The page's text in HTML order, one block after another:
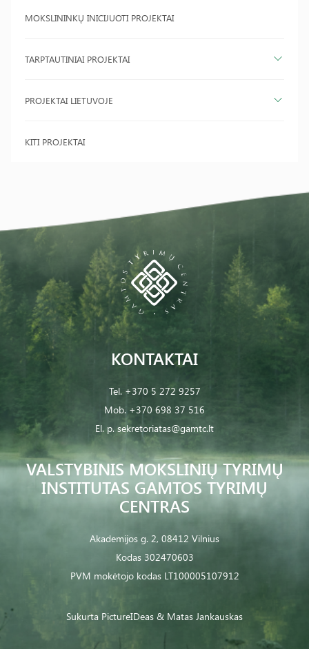
MOKSLININKŲ INICIJUOTI PROJEKTAI
TARPTAUTINIAI PROJEKTAI
PROJEKTAI LIETUVOJE
KITI PROJEKTAI
VALSTYBINIS MOKSLINIŲ TYRIMŲ
INSTITUTAS GAMTOS TYRIMŲ
CENTRAS
Akademijos g. 2, 08412 Vilnius
Kodas 302470603
PVM mokėtojo kodas LT100005107912
KONTAKTAI
Tel. +370 5 272 9257
Mob. +370 698 37 516
El. p. sekretoriatas@gamtc.lt
Sukurta PictureIDeas & Matas Jankauskas